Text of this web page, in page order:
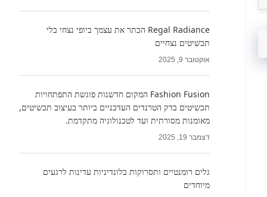
Regal Radiance הכתר את עצמך ביופי נצחי בלי
תכשיטים נצחיים
אוקטובר 9, 2025
Fashion Fusion המקום חדשנות פוגשת התפתחויות
תכשיטים בדק הטרנדים העדכניים ביותר בעיצוב תכשיטים,
מאומנות מסורתית ועד לטכנולוגיה מתקדמת.
דצמבר 19, 2025
גלים רומנטיים ותסרוקות בלונדיניות עדינות לרגעים
מיוחדים